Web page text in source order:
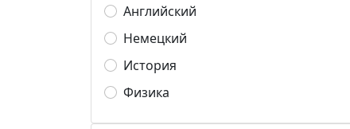
Английский
Немецкий
История
Физика